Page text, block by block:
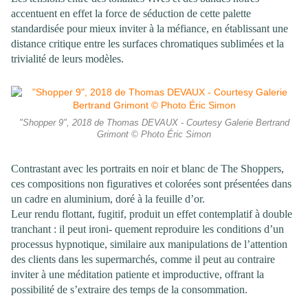
accentuent en effet la force de séduction de cette palette
standardisée pour mieux inviter à la méfiance, en établissant une
distance critique entre les surfaces chromatiques sublimées et la
trivialité de leurs modèles.
"Shopper 9", 2018 de Thomas DEVAUX - Courtesy Galerie Bertrand
Grimont © Photo Éric Simon
Contrastant avec les portraits en noir et blanc de The Shoppers,
ces compositions non figuratives et colorées sont présentées dans
un cadre en aluminium, doré à la feuille d’or.
Leur rendu flottant, fugitif, produit un effet contemplatif à double
tranchant : il peut ironi- quement reproduire les conditions d’un
processus hypnotique, similaire aux manipulations de l’attention
des clients dans les supermarchés, comme il peut au contraire
inviter à une méditation patiente et improductive, offrant la
possibilité de s’extraire des temps de la consommation.